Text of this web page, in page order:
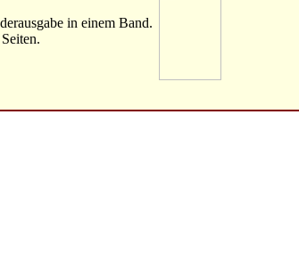
in einem Band.